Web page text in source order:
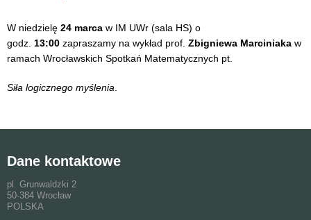
W niedzielę 24 marca w IM UWr (sala HS) o
godz. 13:00 zapraszamy na wykład prof. Zbigniewa Marciniaka w
ramach Wrocławskich Spotkań Matematycznych pt.
Siła logicznego myślenia
Dane kontaktowe
pl. Grunwaldzki 2
50-384 Wrocław
POLSKA